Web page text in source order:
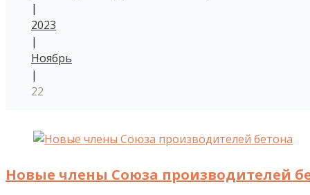
|
2023
|
Ноябрь
|
22
День:
22.11.2023
Новые члены Союза производителей